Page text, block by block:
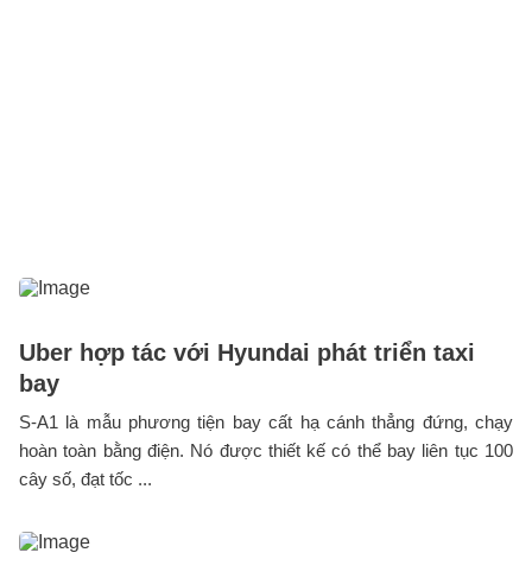
Uber hợp tác với Hyundai phát triển taxi
bay
S-A1 là mẫu phương tiện bay cất hạ cánh thẳng đứng, chạy
hoàn toàn bằng điện. Nó được thiết kế có thể bay liên tục 100
cây số, đạt tốc ...